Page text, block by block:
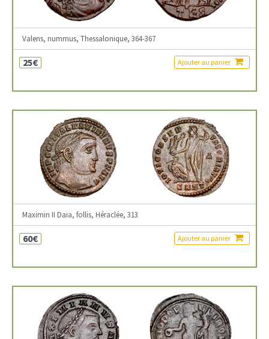
Valens, nummus, Thessalonique, 364-367
25€ Ajouter au panier
Maximin II Daia, follis, Héraclée, 313
60€ Ajouter au panier